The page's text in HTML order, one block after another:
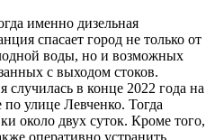
именно дизельная
спасает город не только от
воды, но и возможных
с выходом стоков.
в конце 2022 года на
улице Левченко. Тогда
около двух суток. Кроме того,